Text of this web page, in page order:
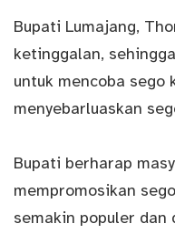
Bupati Lumajang,
ketinggalan,
untuk mencoba sego
menyebarluaskan
Bupati berharap
mempromosikan
semakin populer dan